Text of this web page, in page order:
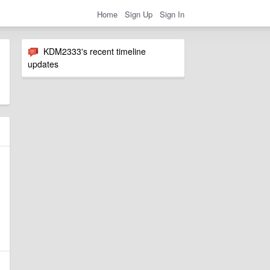
Home Sign Up Sign In
KDM2333's recent timeline
updates